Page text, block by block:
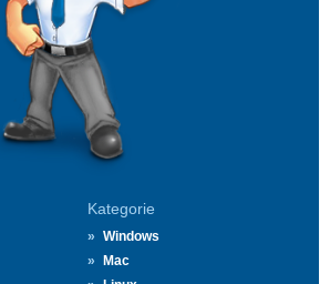
Kategorie
Windows
Mac